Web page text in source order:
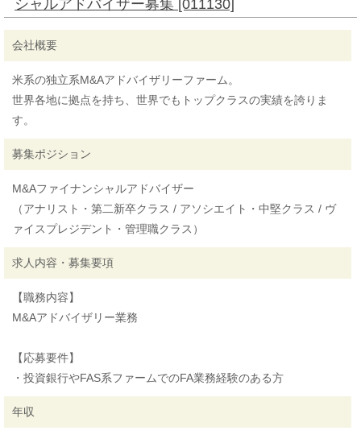
シャルアドバイザー募集 [011130]
会社概要
米系の独立系M&Aアドバイザリーファーム。
世界各地に拠点を持ち、世界でもトップクラスの実績を誇りま
す。
募集ポジション
M&Aファイナンシャルアドバイザー
（アナリスト・第二新卒クラス / アソシエイト・中堅クラス / ヴ
ァイスプレジデント・管理職クラス）
求人内容・募集要項
【職務内容】
M&Aアドバイザリー業務
【応募要件】
・投資銀行やFAS系ファームでのFA業務経験のある方
年収